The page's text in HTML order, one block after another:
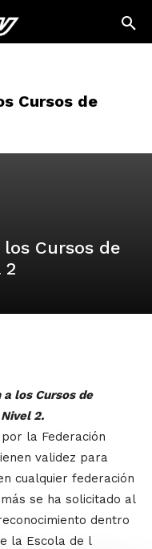
Cursos de
Cursos de
2
los Cursos de
2.
la Federación
validez para
cualquier federación
se ha solicitado al
dentro
la Escola de l